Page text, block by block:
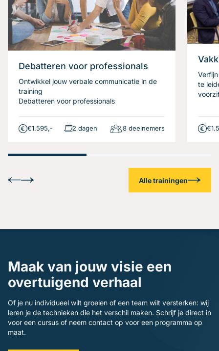
Debatteren voor professionals
Ontwikkel jouw verbale communicatie in de
training
Debatteren voor professionals
€1.595,- 2 dagen 8 deelnemers
te
Alle trainingen
Maak van jouw visie een
overtuigend verhaal
Of je nu individueel wilt groeien of een team wilt versterken: wij
leren je de technieken die het verschil maken. Schrijf je direct in
voor een cursus of neem contact op voor een programma op
maat.